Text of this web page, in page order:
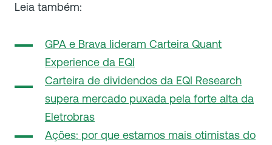
Leia também:
GPA e Brava lideram Carteira Quant
Experience da EQI
Carteira de dividendos da EQI Research
supera mercado puxada pela forte alta da
Eletrobras
Ações: por que estamos mais otimistas do